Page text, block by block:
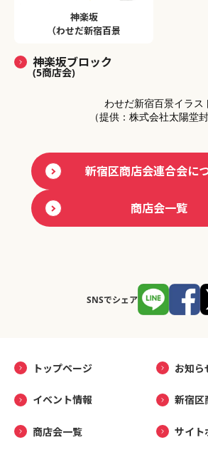
神楽坂
（わせだ新宿百景
神楽坂ブロック
(5商店会)
わせだ新宿百景イラス
（提供：株式会社太陽堂封
新宿区商店会連合会に
商店会一覧
SNSでシェア
トップページ お知ら
イベント情報 新宿区
商店会一覧 サイト